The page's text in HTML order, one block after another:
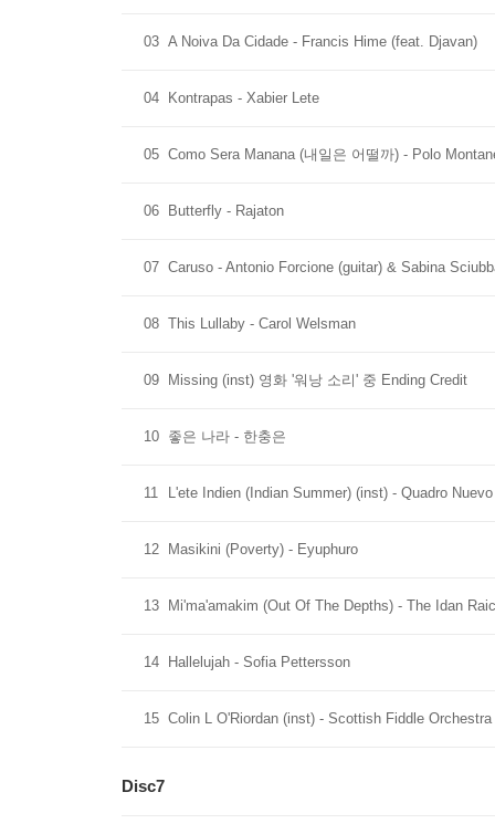
03 A Noiva Da Cidade - Francis Hime (feat. Djavan)
04 Kontrapas - Xabier Lete
05 Como Sera Manana (내일은 어떨까) - Polo
06 Butterfly - Rajaton
07 Caruso - Antonio Forcione (guitar) & Sabina
08 This Lullaby - Carol Welsman
09 Missing (inst) 영화 '워낭 소리' 중 Ending Credit
10 좋은 나라 - 한충은
11 L'ete Indien (Indian Summer) (inst) - Quadro Nuevo
12 Masikini (Poverty) - Eyuphuro
13 Mi'ma'amakim (Out Of The Depths) - The Idan
14 Hallelujah - Sofia Pettersson
15 Colin L O'Riordan (inst) - Scottish Fiddle Orchestra
Disc7